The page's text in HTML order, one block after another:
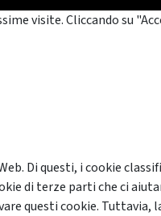
visite. Cliccando su
Di questi, i cookie
di terze parti che ci
questi cookie.